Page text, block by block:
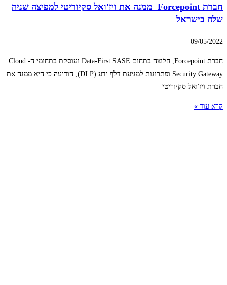
חברת Forcepoint ממנה את ויז'ואל סקיוריטי למפיצה שניה
שלה בישראל
09/05/2022
חברת Forcepoint, חלוצה בתחום Data-First SASE ועוסקת בתחומי ה- Cloud
Security Gateway ופתרונות למניעת דלף ידע (DLP), הודיעה כי היא ממנה את
חברת ויז'ואל סקיוריטי
קרא עוד »